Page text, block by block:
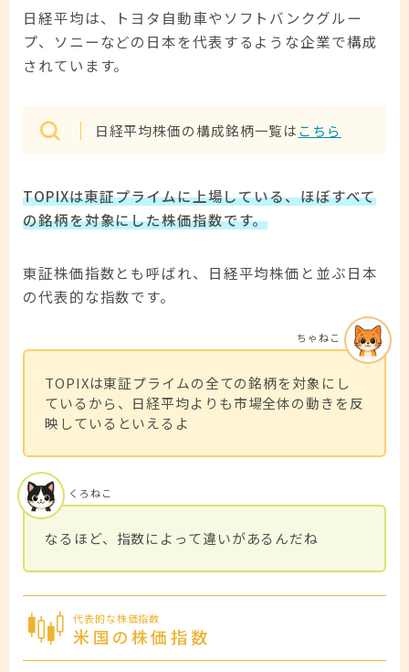
日経平均は、トヨタ自動車やソフトバンクグルー
プ、ソニーなどの日本を代表するような企業で構成
されています。
日経平均株価の構成銘柄一覧はこちら
TOPIXは東証プライムに上場している、ほぼすべて
の銘柄を対象にした株価指数です。
東証株価指数とも呼ばれ、日経平均株価と並ぶ日本
の代表的な指数です。
TOPIXは東証プライムの全ての銘柄を対象にし
ているから、日経平均よりも市場全体の動きを反
映しているといえるよ
ちゃねこ
なるほど、指数によって違いがあるんだね
くろねこ
代表的な株価指数
米国の株価指数